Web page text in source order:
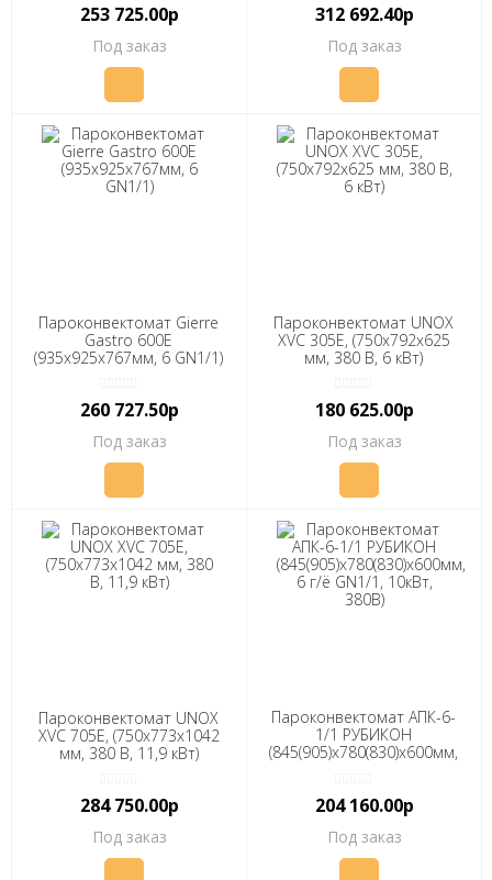
253 725.00р
Под заказ
312 692.40р
Под заказ
Пароконвектомат Gierre
Gastro 600Е
(935х925х767мм, 6 GN1/1)
260 727.50р
Под заказ
Пароконвектомат UNOX
XVC 305E, (750x792x625
мм, 380 В, 6 кВт)
180 625.00р
Под заказ
Пароконвектомат UNOX
XVC 705E, (750х773х1042
мм, 380 В, 11,9 кВт)
284 750.00р
Под заказ
Пароконвектомат АПК-6-
1/1 РУБИКОН
(845(905)х780(830)х600мм,
204 160.00р
Под заказ